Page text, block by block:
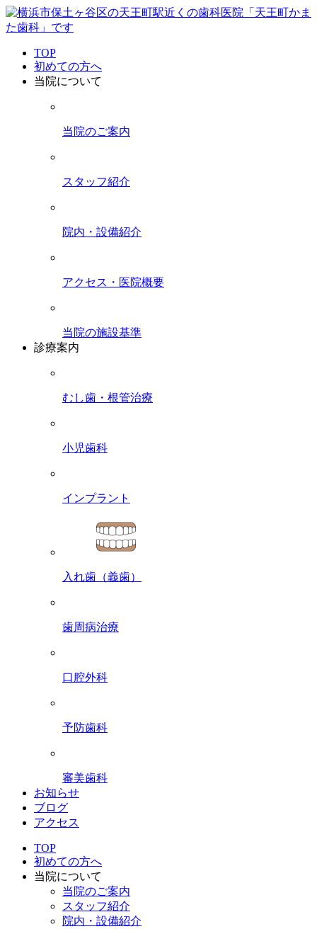
TOP
初めての方へ
当院について
当院のご案内
スタッフ紹介
院内・設備紹介
アクセス・医院概要
当院の施設基準
診療案内
むし歯・根管治療
小児歯科
インプラント
入れ歯（義歯）
歯周病治療
口腔外科
予防歯科
審美歯科
お知らせ
ブログ
アクセス
TOP
初めての方へ
当院について
当院のご案内
スタッフ紹介
院内・設備紹介